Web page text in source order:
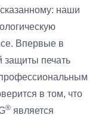
наши
Впервые в
защиты печать
в том, что
® является